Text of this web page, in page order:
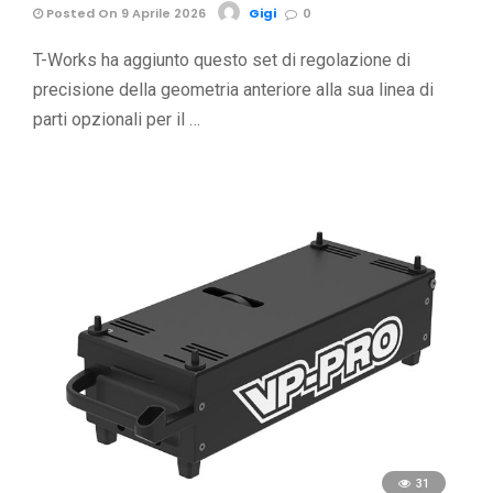
Posted On 9 Aprile 2026 Gigi 0
T-Works ha aggiunto questo set di regolazione di
precisione della geometria anteriore alla sua linea di
parti opzionali per il …
31